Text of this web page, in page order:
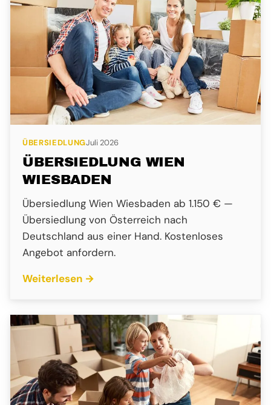
ÜBERSIEDLUNGJuli 2026
ÜBERSIEDLUNG WIEN
WIESBADEN
Übersiedlung Wien Wiesbaden ab 1.150 € —
Übersiedlung von Österreich nach
Deutschland aus einer Hand. Kostenloses
Angebot anfordern.
Weiterlesen →